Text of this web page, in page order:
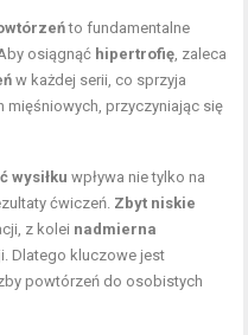
to fundamentalne
osiągnąć hipertrofię, zaleca
w każdej serii, co sprzyja
mięśniowych, przyczyniając się
wysiłku wpływa nie tylko na
ćwiczeń. Zbyt niskie
z kolei nadmierna
Dlatego kluczowe jest
powtórzeń do osobistych